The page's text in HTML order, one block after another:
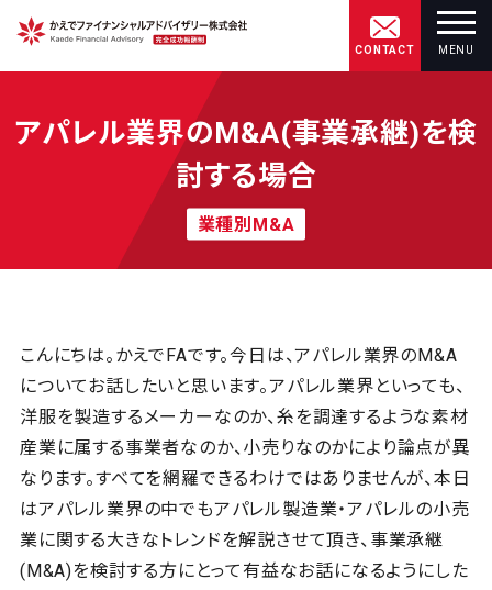
CONTACT MENU
アパレル業界のM&A(事業承継)を検
討する場合
業種別M&A
こんにちは。かえでFAです。今日は、アパレル業界のM&A
についてお話したいと思います。アパレル業界といっても、
洋服を製造するメーカーなのか、糸を調達するような素材
産業に属する事業者なのか、小売りなのかにより論点が異
なります。すべてを網羅できるわけではありませんが、本日
はアパレル業界の中でもアパレル製造業・アパレルの小売
業に関する大きなトレンドを解説させて頂き、事業承継
(M&A)を検討する方にとって有益なお話になるようにした